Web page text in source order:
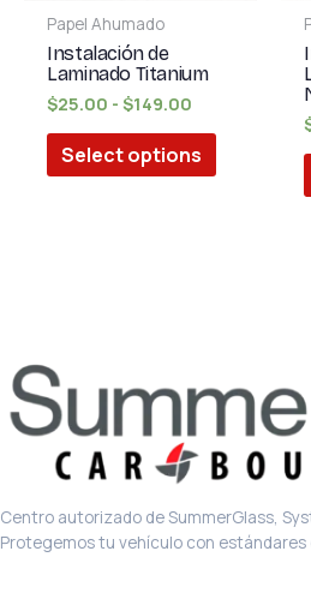
Papel Ahumado
Instalación de
Laminado Titanium
$25.00 - $149.00
Select options
se
la
página
Centro autorizado de SummerGlass,
Protegemos tu vehículo con estándares